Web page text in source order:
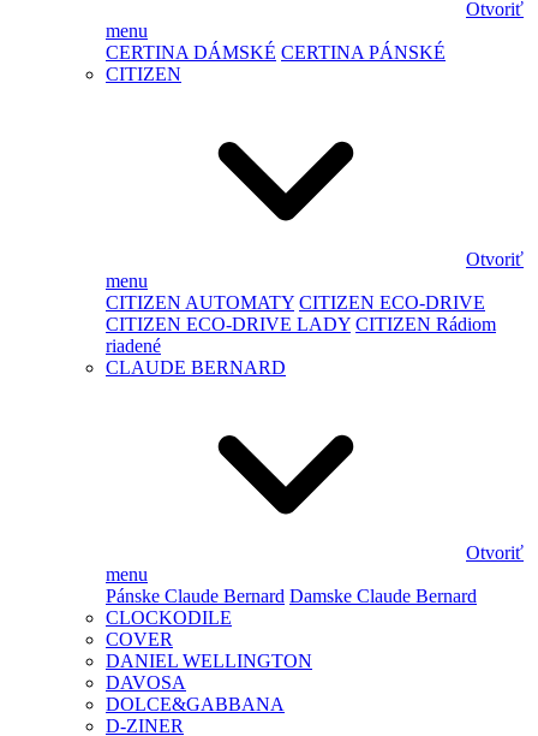
Otvoriť
menu
CERTINA DÁMSKÉ CERTINA PÁNSKÉ
CITIZEN
Otvoriť
menu
CITIZEN AUTOMATY CITIZEN ECO-DRIVE
CITIZEN ECO-DRIVE LADY CITIZEN Rádiom
riadené
CLAUDE BERNARD
Otvoriť
menu
Pánske Claude Bernard Damske Claude Bernard
CLOCKODILE
COVER
DANIEL WELLINGTON
DAVOSA
DOLCE&GABBANA
D-ZINER